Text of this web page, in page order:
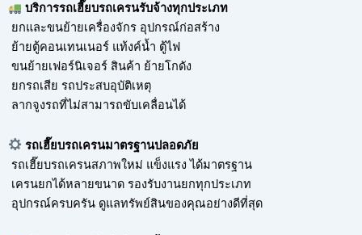
บริการรถเฮี๊ยบรถเครนรับจ้างทุกประเภท
ยกและขนย้ายเครื่องจักร อุปกรณ์ก่อสร้าง
ย้ายตู้คอนเทนเนอร์ แท้งค์น้ำ ตู้ไฟ
ขนย้ายเฟอร์นิเจอร์ สินค้า ย้ายโกดัง
ยกรถเสีย รถประสบอุบัติเหตุ
ลากจูงรถที่ไม่สามารถขับเคลื่อนได้
รถเฮี๊ยบรถเครนมาตรฐานปลอดภัย
รถเฮี๊ยบรถเครนสภาพใหม่ แข็งแรง ได้มาตรฐาน
เครนยกได้หลายขนาด รองรับงานยกทุกประเภท
อุปกรณ์ครบครัน ดูแลทรัพย์สินของคุณอย่างดีที่สุด